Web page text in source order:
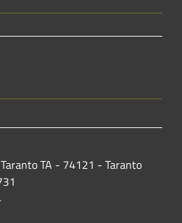
TA - 74121 - Taranto